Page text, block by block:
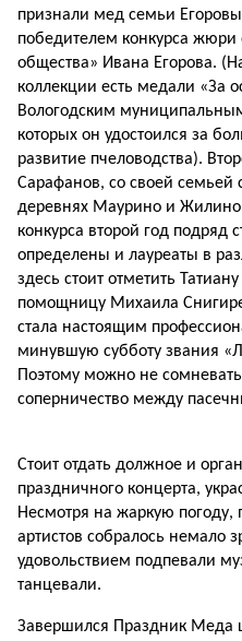
признали мед семьи
победителем конкурса жюри
общества» Ивана Егорова.
коллекции есть медали «За
Вологодским
которых он удостоился за
развитие пчеловодства).
Сарафанов, со своей семьей
деревнях Маурино и
конкурса второй год подряд
определены и лауреаты в
здесь стоит отметить
помощницу Михаила
стала настоящим
минувшую субботу звания
Поэтому можно не
соперничество между
Стоит отдать должное и
праздничного концерта,
Несмотря на жаркую погоду,
артистов собралось немало
удовольствием подпевали
танцевали.
Завершился Праздник Меда